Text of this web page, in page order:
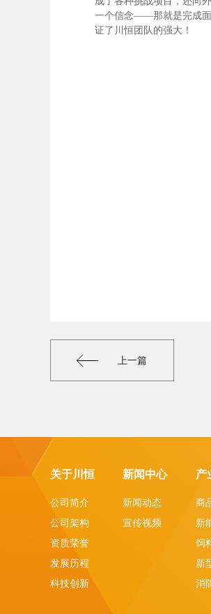
一个信念——那就是完成面
证了川恒团队的强大！
上一篇
关于川恒
公司简介
公司架构
资质荣誉
发展历程
科技创新
新闻中心
新闻动态
宣传视频
产
商
新
饲
新
消